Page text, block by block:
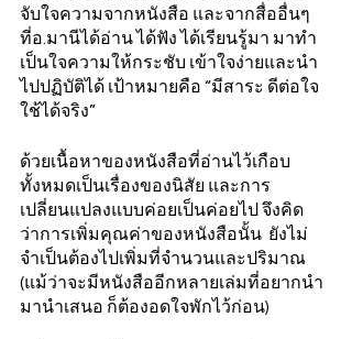
จับใจความจากหนังสือ และจากสื่ออื่นๆ
ที่อ.มานีได้อ่าน ได้ฟัง ได้เรียนรู้มา มาทำ
เป็นใจความให้กระชับ เข้าใจง่ายและนำ
ไปปฏิบัติได้ เป้าหมายคือ “มีสาระ ดีต่อใจ
ใช้ได้จริง”
ด้วยเนื้อหาของหนังสือที่อ่านไว้เกือบ
ทั้งหมดเป็นเรื่องของนิสัย และการ
เปลี่ยนแปลงแบบค่อยเป็นค่อยไป จึงคิด
ว่าการเพิ่มคุณค่าของหนังสือนั้น  ยังไม่
จำเป็นต้องไปเพิ่มที่จำนวนและปริมาณ
(แม้ว่าจะมีหนังสืออีกหลายเล่มที่อยากนำ
มานำเสนอ ก็ต้องอดใจพักไว้ก่อน)